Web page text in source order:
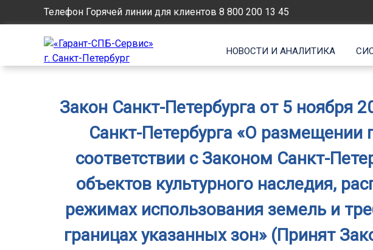
Телефон Горячей линии для клиентов 8 800 200 13 45
НОВОСТИ И АНАЛИТИКА
Закон Санкт-Петербурга от 5 ноября
Санкт-Петербурга «О размещении
соответствии с Законом Санкт-
объектов культурного наследия,
режимах использования земель и
границах указанных зон» (Принят